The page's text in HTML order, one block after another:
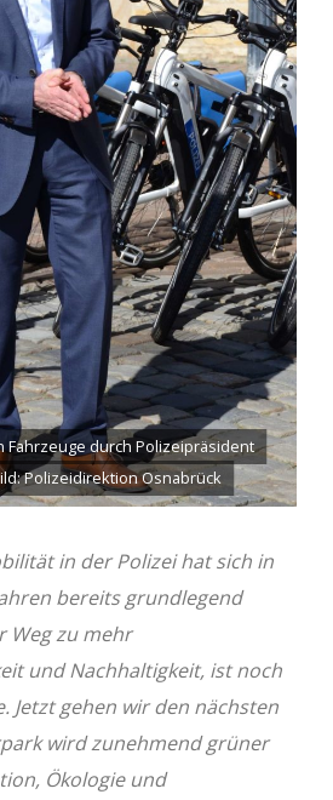
Fahrzeuge durch Polizeipräsident
Polizeidirektion Osnabrück
in der Polizei hat sich in
bereits grundlegend
Weg zu mehr
und Nachhaltigkeit, ist noch
Jetzt gehen wir den nächsten
wird zunehmend grüner
Ökologie und